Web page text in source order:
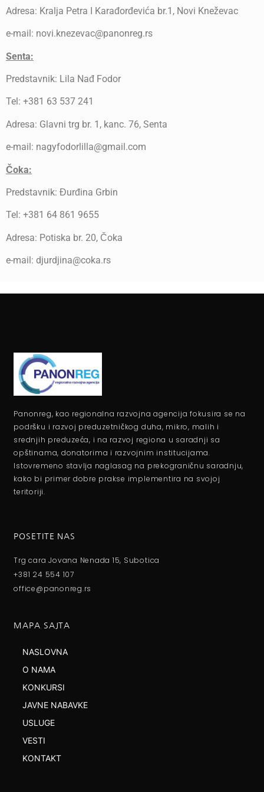
Adresa: Kralja Petra I Karađorđevića br.1, Novi Kneževac
e-mail: novi.knezevac@panonreg.rs
Senta:
Predstavnik: Lila Nađ Fodor
Tel: +381 63 537 241
Adresa: Glavni trg br. 1, kanc. 76, Senta
e-mail: nagyfodorlilla@gmail.com
Čoka:
Predstavnik: Đurđina Grbin
Tel: +381 64 861 9655
Adresa: Potiska br. 20, Čoka
e-mail: djurdjina@coka.rs
Panonreg, kao regionalna razvojna agencija fokusira se na
podršku i razvoj preduzetničkog duha, mikro, malih i
srednjih preduzeća, i na razvoj regiona u saradnji sa
opštinama, donatorima i razvojnim institucijama.
Istovremeno stavlja naglasag na prekograničnu saradnju,
kako bi primer dobre prakse implementira na svojoj
teritoriji.
POSETITE NAS
Trg cara Jovana Nenada 15, Subotica
+381 24 554 107
office@panonreg.rs
MAPA SAJTA
NASLOVNA
O NAMA
KONKURSI
JAVNE NABAVKE
USLUGE
VESTI
KONTAKT